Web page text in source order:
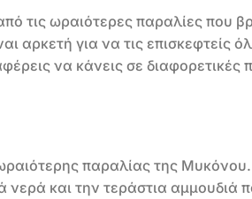
τις ωραιότερες παραλίες που
αρκετή για να τις επισκεφτείς
να κάνεις σε διαφορετικές
παραλίας της
και την τεράστια αμμουδιά